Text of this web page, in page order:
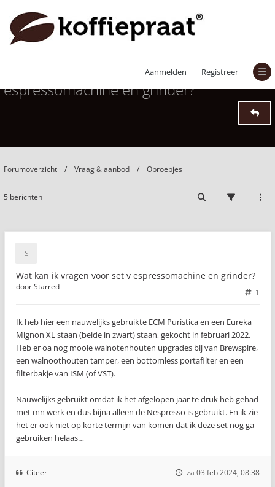
Aanmelden Registreer
Wat kan ik vragen voor set v
espressomachine en grinder?
Forumoverzicht Vraag & aanbod Oproepjes
5 berichten
Wat kan ik vragen voor set v espressomachine en grinder?
1
doorStarred
Ik heb hier een nauwelijks gebruikte ECM Puristica en een Eureka
Mignon XL staan (beide in zwart) staan, gekocht in februari 2022.
Heb er oa nog mooie walnotenhouten upgrades bij van Brewspire,
een walnoothouten tamper, een bottomless portafilter en een
filterbakje van ISM (of VST).
Nauwelijks gebruikt omdat ik het afgelopen jaar te druk heb gehad
met mn werk en dus bijna alleen de Nespresso is gebruikt. En ik zie
het er ook niet op korte termijn van komen dat ik deze set nog ga
gebruiken helaas…
Citeer za 03 feb 2024, 08:38